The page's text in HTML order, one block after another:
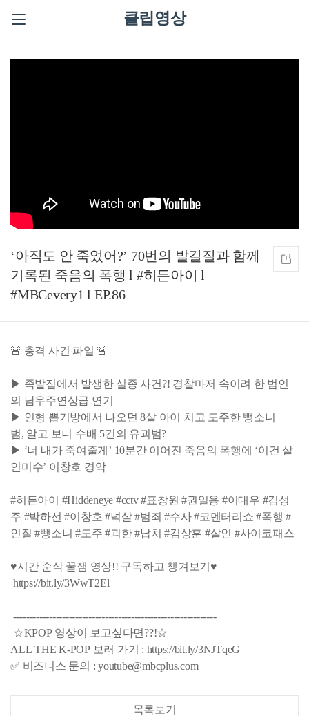
클립영상
‘아직도 안 죽었어?’ 70번의 발길질과 함께
기록된 죽음의 폭행 l #히든아이 l
#MBCevery1 l EP.86
🚨 충격 사건 파일 🚨
▶ 족발집에서 발생한 실종 사건?! 경찰마저 속이려 한 범인
의 남우주연상급 연기
▶ 인형 뽑기방에서 나오던 8살 아이 치고 도주한 뺑소니
범, 알고 보니 수배 5건의 유괴범?
▶ ‘너 내가 죽여줄게’ 10분간 이어진 죽음의 폭행에 ‘이건 살
인미수’ 이창호 경악
#히든아이 #Hiddeneye #cctv #표창원 #권일용 #이대우 #김성
주 #박하선 #이창호 #넉살 #범죄 #수사 #코멘터리쇼 #폭행 #
인질 #뺑소니 #도주 #괴한 #납치 #김상훈 #살인 #사이코패스
♥시간 순삭 꿀잼 영상!! 구독하고 챙겨보기♥
https://bit.ly/3WwT2El
--------------------------------------------------------------
☆KPOP 영상이 보고싶다면??!☆
ALL THE K-POP 보러 가기 : https://bit.ly/3NJTqeG
✅ 비즈니스 문의 : youtube@mbcplus.com
목록보기